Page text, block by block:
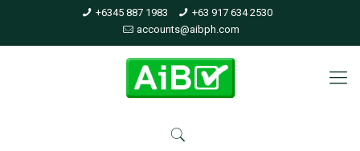
+6345 887 1983
+63 917 634 2530
accounts@aibph.com